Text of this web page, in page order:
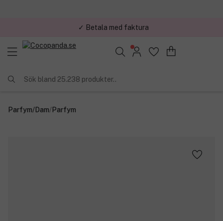
Sök bland 25.238 produkter..
Parfym/Dam/Parfym